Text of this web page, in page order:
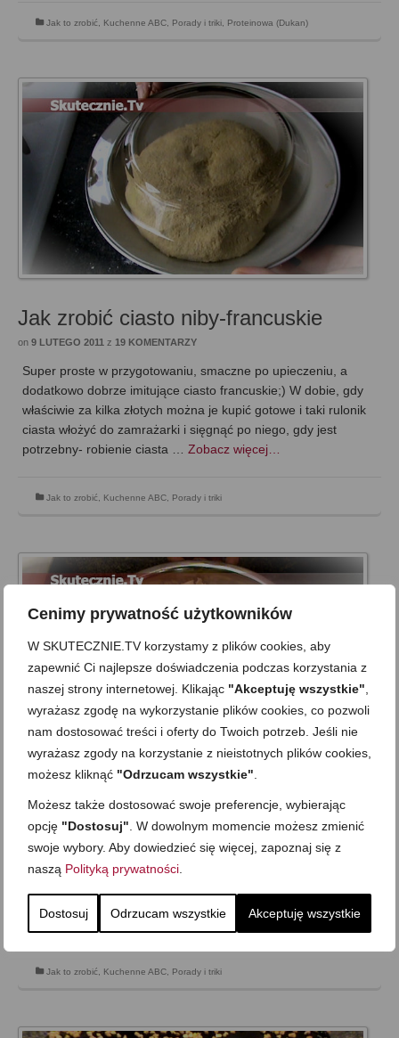
Cenimy prywatność użytkowników
W SKUTECZNIE.TV korzystamy z plików cookies, aby
zapewnić Ci najlepsze doświadczenia podczas korzystania z
naszej strony internetowej. Klikając "Akceptuję wszystkie"
wyrażasz zgodę na wykorzystanie plików cookies, co pozwoli
nam dostosować treści i oferty do Twoich potrzeb. Jeśli nie
wyrażasz zgody na korzystanie z nieistotnych plików cookies,
możesz kliknąć "Odrzucam wszystkie"
Możesz także dostosować swoje preferencje, wybierając
opcję "Dostosuj" . W dowolnym momencie możesz zmienić
swoje wybory. Aby dowiedzieć się więcej, zapoznaj się z
naszą Polityką prywatności
Dostosuj Odrzucam wszystkie Akceptuję wszystkie
Jak to zrobić, Kuchenne ABC, Porady i triki, Proteinowa (Dukan)
Jak zrobić ciasto niby-francuskie
on 9 LUTEGO 2011 z 19 KOMENTARZY
Super proste w przygotowaniu, smaczne po upieczeniu, a
dodatkowo dobrze imitujące ciasto francuskie;) W dobie, gdy
właściwie za kilka złotych można je kupić gotowe i taki rulonik
ciasta włożyć do zamrażarki i sięgnąć po niego, gdy jest
potrzebny- robienie ciasta … Zobacz więcej…
Jak to zrobić Kuchenne ABC Porady i triki
Czasem zdarza się, że wyjeżdżamy na dłuższy czas, a zostaje
nam niewykorzystana kapusta. Można ją oczywiście ukisić, ale
wykorzystać także …
Zobacz więcej…
Jak to zrobić, Kuchenne ABC, Porady i triki